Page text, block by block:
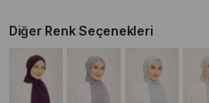
Diğer Renk Seçenekleri